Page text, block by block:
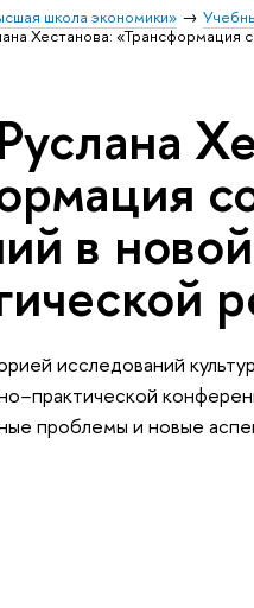
школа экономики»
Хестанова: «Трансформация
в новой
исследований
проблемы и новые